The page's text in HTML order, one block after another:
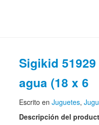
Sigikid
agua (18 x 6
Escrito en Juguetes,
Descripción del